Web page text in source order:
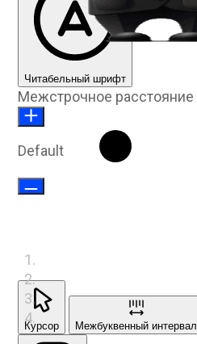
Читабельный шрифт
Межстрочное расстояние
Default
Курсор Межбуквенный интервал